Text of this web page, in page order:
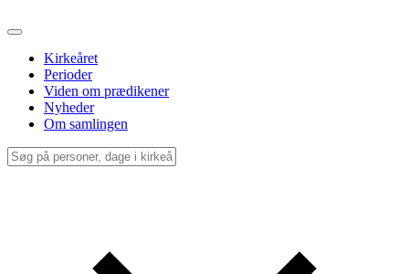
Kirkeåret
Perioder
Viden om prædikener
Nyheder
Om samlingen